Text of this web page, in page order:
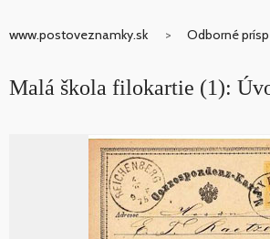
www.postoveznamky.sk Odborné
Malá škola filokartie (1):